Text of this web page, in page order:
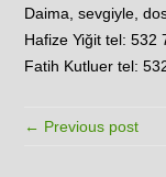
Daima, sevgiyle,
Hafize Yiğit tel: 532
Fatih Kutluer tel:
← Previous post